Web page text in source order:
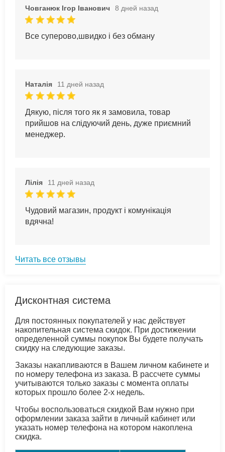
Човганюк Ігор Іванович 8 дней назад
Все суперово,швидко і без обману
Наталія 11 дней назад
Дякую, після того як я замовила, товар
прийшов на слідуючий день, дуже приємний
менеджер.
Лілія 11 дней назад
Чудовий магазин, продукт і комунікація
вдячна!
Читать все отзывы
Дисконтная система
Для постоянных покупателей у нас действует
накопительная система скидок. При достижении
определенной суммы покупок Вы будете получать
скидку на следующие заказы.
Заказы накапливаются в Вашем личном кабинете и
по номеру телефона из заказа. В рассчете суммы
учитываются только заказы с момента оплаты
которых прошло более 2-х недель.
Чтобы воспользоваться скидкой Вам нужно при
оформлении заказа зайти в личный кабинет или
указать номер телефона на котором накоплена
скидка.